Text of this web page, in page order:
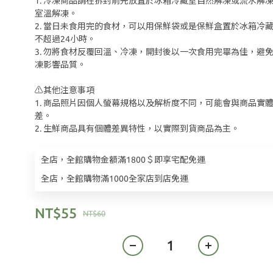
室溫解凍。
2. 當日未食用完的食材，可以用保鮮袋或是保鮮盒置於冰箱冷藏
不超過24小時。
3. 勿將食材反覆回溫、冷凍，開封後以一次食用完畢為佳，避
凍影響品質。
⚠️其他注意事項
1. 商品照片因個人螢幕規格以及解析度不同，可能會與商品實
差。
2. 生鮮商品具有個體差異特性，以實際到貨商品為主。
全店，全館購物金額滿1800＄即享宅配免運
全店，全館購物滿1000全家店到店免運
NT$60
NT$55